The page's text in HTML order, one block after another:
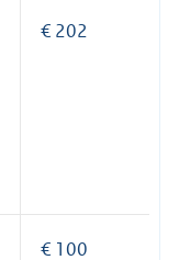
€ 202
€ 100